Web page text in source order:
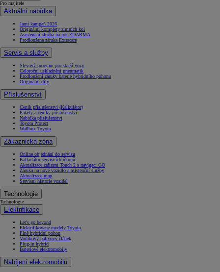
Pro majitele
Aktuální nabídka
Jarní kampaň 2026
Originální komplety zimních kol
Asistenční služba na rok ZDARMA
Prodloužená záruka Extracare
Servis a služby
Slevový program pro starší vozy
Celoroční uskladnění pneumatik
Prodloužení záruky baterie hybridního pohonu
Originální díly
Příslušenství
Ceník příslušenství (Kalkulátor)
Pakety a ceníky příslušenství
Nabídka příslušenství
Toyota Protect
Wallbox Toyota
Zákaznická zóna
Online objednání do servisu
Kalkulátor servisních úkonů
Aktualizace zařízení Touch 2 s navigací GO
Záruka na nové vozidlo a asistenční služby
Aktualizace map
Servisní historie vozidel
Technologie
Technologie
Elektrifikace
Let's go beyond
Elektrifikované modely Toyota
Plně hybridní pohon
Vodíkový palivový článek
Plug-in hybrid
Bateriové elektromobily
Nabíjení elektromobilu